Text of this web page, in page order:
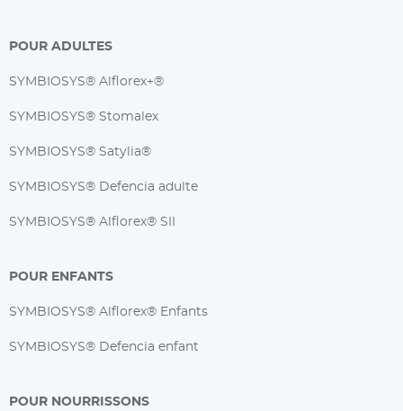
POUR ADULTES
SYMBIOSYS® Alflorex+®
SYMBIOSYS® Stomalex
SYMBIOSYS® Satylia®
SYMBIOSYS® Defencia adulte
SYMBIOSYS® Alflorex® SII
POUR ENFANTS
SYMBIOSYS® Alflorex® Enfants
SYMBIOSYS® Defencia enfant
POUR NOURRISSONS